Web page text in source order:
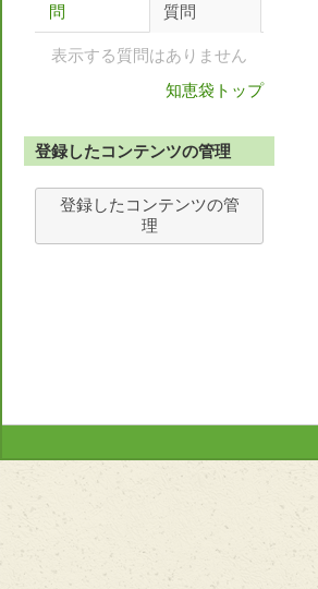
問
質問
表示する質問はありません
知恵袋トップ
登録したコンテンツの管理
登録したコンテンツの管
理